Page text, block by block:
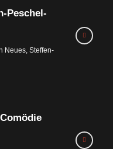
Peschel-
Neues, Steffen-